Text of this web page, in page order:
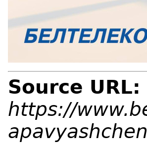
Source URL:
https://